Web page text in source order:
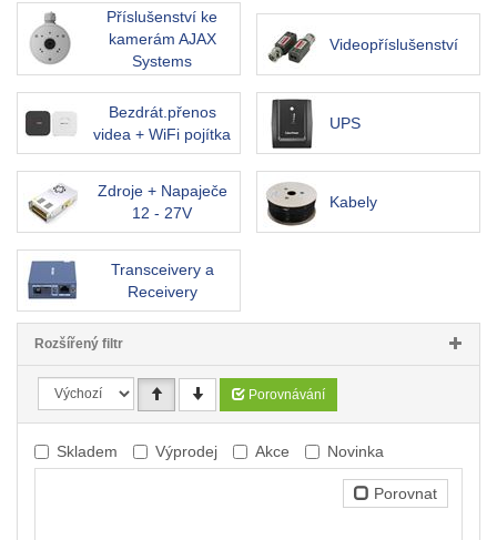
Příslušenství ke
kamerám AJAX
Systems
Videopříslušenství
Bezdrát.přenos
videa + WiFi pojítka
UPS
Zdroje + Napaječe
12 - 27V
Kabely
Transceivery a
Receivery
Rozšířený filtr
Porovnávání
Skladem Výprodej Akce Novinka
Porovnat